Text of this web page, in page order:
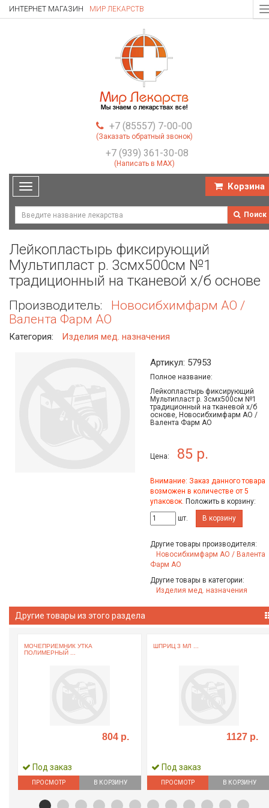
ИНТЕРНЕТ МАГАЗИН МИР ЛЕКАРСТВ
+7 (85557) 7-00-00
(Заказать обратный звонок)
+7 (939) 361-30-08
(Написать в MAX)
Toggle
navigation
Корзина
Поиск
Лейкопластырь фиксирующий
Мультипласт р. 3смх500см №1
традиционный на тканевой х/б основе
Производитель:
Новосибхимфарм АО /
Валента Фарм АО
Категория: Изделия мед. назначения
Артикул: 57953
Полное название:
Лейкопластырь фиксирующий
Мультипласт р. 3смх500см №1
традиционный на тканевой х/б
основе, Новосибхимфарм АО /
Валента Фарм АО
Цена: 85 р.
Внимание: Заказ данного товара
возможен в количестве от 5
упаковок. Положить в корзину:
шт.
В корзину
Другие товары производителя:
Новосибхимфарм АО / Валента
Фарм АО
Другие товары в категории:
Изделия мед. назначения
Другие товары из этого раздела
МОЧЕПРИЕМНИК УТКА
ПОЛИМЕРНЫЙ ...
804 р.
Под заказ
ПРОСМОТР В КОРЗИНУ
ШПРИЦ 3 МЛ ...
1127 р.
Под заказ
ПРОСМОТР В КОРЗИНУ